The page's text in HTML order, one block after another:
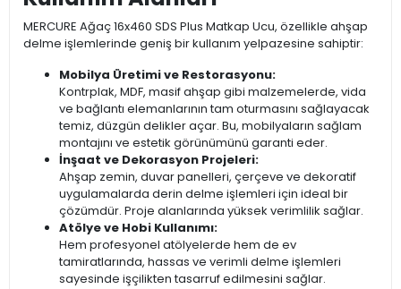
MERCURE Ağaç 16x460 SDS Plus Matkap Ucu, özellikle ahşap
delme işlemlerinde geniş bir kullanım yelpazesine sahiptir:
Mobilya Üretimi ve Restorasyonu:
Kontrplak, MDF, masif ahşap gibi malzemelerde, vida
ve bağlantı elemanlarının tam oturmasını sağlayacak
temiz, düzgün delikler açar. Bu, mobilyaların sağlam
montajını ve estetik görünümünü garanti eder.
İnşaat ve Dekorasyon Projeleri:
Ahşap zemin, duvar panelleri, çerçeve ve dekoratif
uygulamalarda derin delme işlemleri için ideal bir
çözümdür. Proje alanlarında yüksek verimlilik sağlar.
Atölye ve Hobi Kullanımı:
Hem profesyonel atölyelerde hem de ev
tamiratlarında, hassas ve verimli delme işlemleri
sayesinde işçilikten tasarruf edilmesini sağlar.